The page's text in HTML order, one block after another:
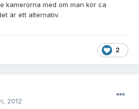
kamerorna med om man kör ca
är ett alternativ.
2
2012